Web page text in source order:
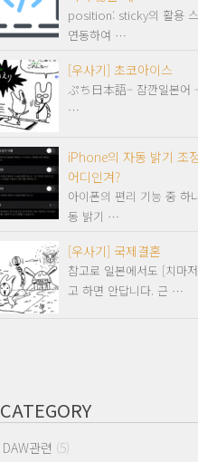
position: sticky의 활용
연동하여 …
[우사기] 초코아이스
ぷち日本語– 잠깐일본어
…
iPhone의 자동 밝기 조
어디인겨?
아이폰의 편리 기능 중 하
동 밝기 …
[우사기] 국제결혼
참고로 일본에서도 [치마
고 하면 안답니다. 근 …
CATEGORY
DAW관련 (5)